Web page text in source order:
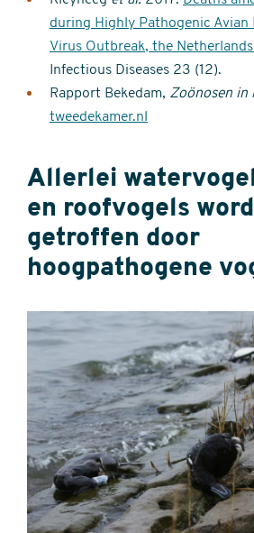
during Highly Pathogenic Avian
Virus Outbreak, the
Infectious Diseases 23 (12).
Rapport Bekedam, Zoönosen in
tweedekamer.nl
Allerlei
en roofvogels
getroffen door
hoogpathogene